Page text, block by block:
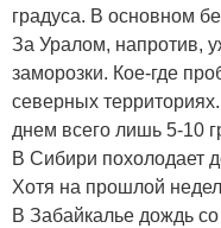
градуса. В основном
За Уралом, напротив,
заморозки. Кое-где
северных
днем всего лишь 5-10
В Сибири похолодает
Хотя на прошлой
В Забайкалье дождь